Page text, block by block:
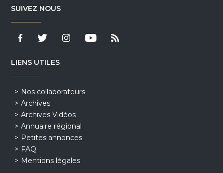
SUIVEZ NOUS
LIENS UTILES
Nos collaborateurs
Archives
Archives Vidéos
Annuaire régional
Petites annonces
FAQ
Mentions légales